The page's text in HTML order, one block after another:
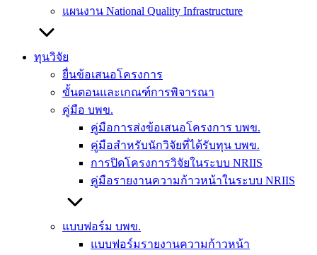
แผนงาน National Quality Infrastructure
ทุนวิจัย
ยื่นข้อเสนอโครงการ
ขั้นตอนและเกณฑ์การพิจารณา
คู่มือ บพข.
คู่มือการส่งข้อเสนอโครงการ บพข.
คู่มือสำหรับนักวิจัยที่ได้รับทุน บพข.
การปิดโครงการวิจัยในระบบ NRIIS
คู่มือรายงานความก้าวหน้าในระบบ NRIIS
แบบฟอร์ม บพข.
แบบฟอร์มรายงานความก้าวหน้า